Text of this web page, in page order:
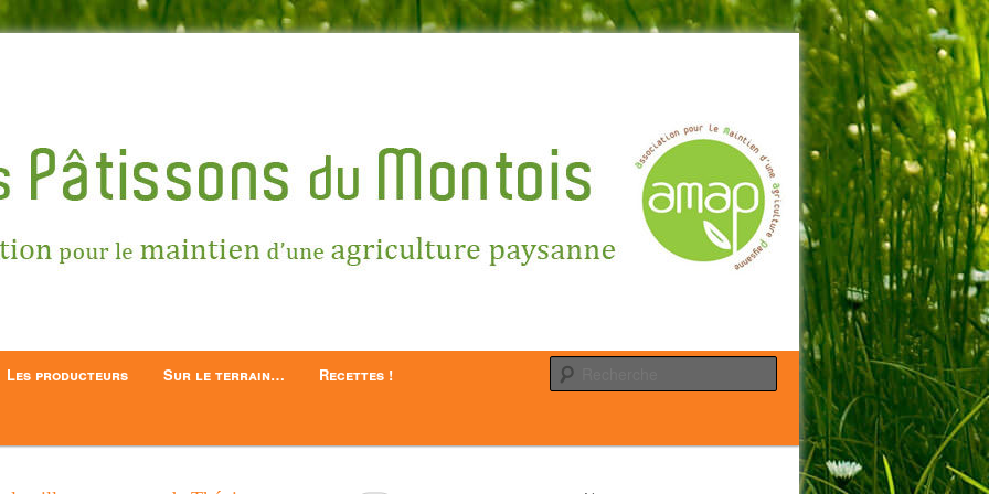
Montois
Recherche
Les producteurs Sur le terrain… Recettes !